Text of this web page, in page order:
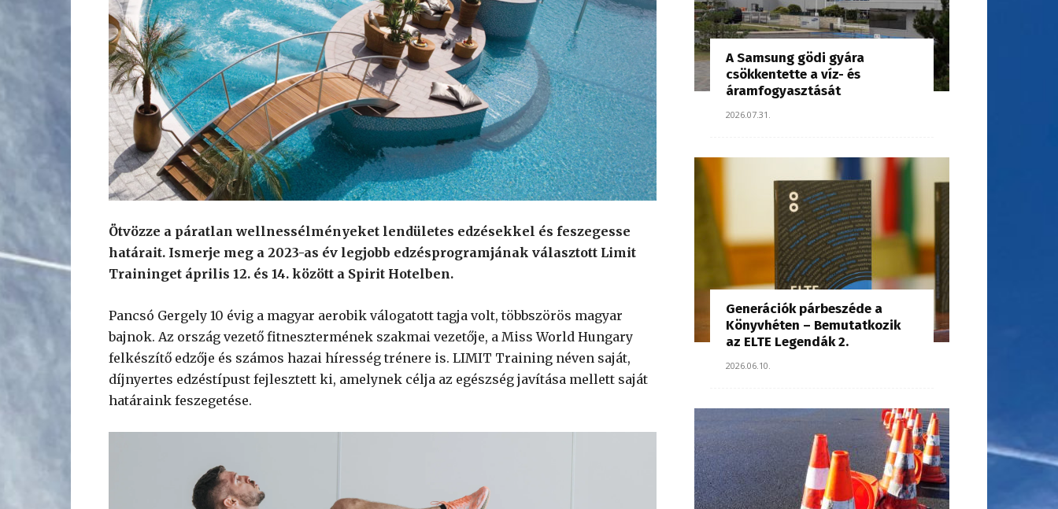
Ötvözze a páratlan wellnessélményeket lendületes edzésekkel és feszegesse
határait. Ismerje meg a 2023-as év legjobb edzésprogramjának választott Limit
Traininget április 12. és 14. között a Spirit Hotelben.
Pancsó Gergely 10 évig a magyar aerobik válogatott tagja volt, többszörös magyar
bajnok. Az ország vezető fitnesztermének szakmai vezetője, a Miss World Hungary
felkészítő edzője és számos hazai híresség trénere is. LIMIT Training néven saját,
díjnyertes edzéstípust fejlesztett ki, amelynek célja az egészség javítása mellett saját
határaink feszegetése.
A Samsung gödi gyára
csökkentette a víz- és
áramfogyasztását
2026.07.31.
Generációk párbeszéde a
Könyvhéten – Bemutatkozik
az ELTE Legendák 2.
2026.06.10.